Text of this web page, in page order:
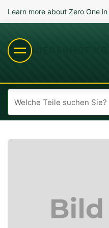
Learn more about Zero One in